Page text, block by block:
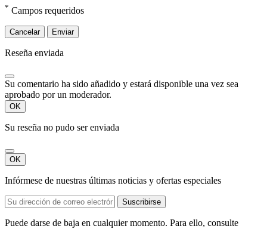
* Campos requeridos
Cancelar Enviar
Reseña enviada
Su comentario ha sido añadido y estará disponible una vez sea
aprobado por un moderador.
OK
Su reseña no pudo ser enviada
OK
Infórmese de nuestras últimas noticias y ofertas especiales
Puede darse de baja en cualquier momento. Para ello, consulte